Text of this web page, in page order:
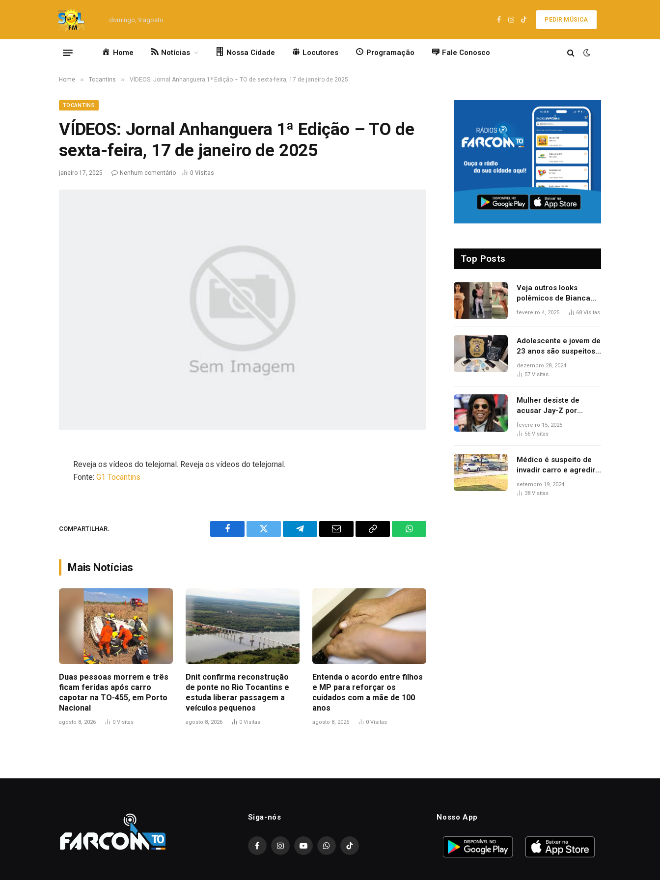
domingo, 9 agosto
Facebook
Instagram
TikTok
PEDIR MÚSICA
Home Notícias Nossa Cidade Locutores Programação Fale Conosco
Home » Tocantins » VÍDEOS: Jornal Anhanguera 1ª Edição – TO de sexta-feira, 17 de janeiro de 2025
TOCANTINS
VÍDEOS: Jornal Anhanguera 1ª Edição – TO de
sexta-feira, 17 de janeiro de 2025
janeiro 17, 2025 Nenhum comentário 0 Visitas
Reveja os vídeos do telejornal. Reveja os vídeos do telejornal.
Fonte:G1 Tocantins
COMPARTILHAR.
Facebook Twitter Telegram Email
Copy
WhatsApp
Mais Notícias
Duas pessoas morrem e três
ficam feridas após carro
capotar na TO-455, em Porto
Nacional
agosto 8, 2026 0 Visitas
Dnit confirma reconstrução
de ponte no Rio Tocantins e
estuda liberar passagem a
veículos pequenos
agosto 8, 2026 0 Visitas
Entenda o acordo entre filhos
e MP para reforçar os
cuidados com a mãe de 100
anos
agosto 8, 2026 0 Visitas
Top Posts
Veja outros looks
polêmicos de Bianca
Censori, esposa de
Grammy 2025
fevereiro 4, 2025 68 Visitas
Adolescente e jovem de
23 anos são suspeitos
de vender drogas
próximo de delegacia e
dezembro 28, 2024
57 Visitas
Mulher desiste de
acusar Jay-Z por
estupro, diz revista
fevereiro 15, 2025
56 Visitas
Médico é suspeito de
invadir carro e agredir
delegado aposentado
durante confusão no
setembro 19, 2024
38 Visitas
Siga-nós
FacebookInstagramYouTubeWhatsAppTikTok
Nosso App